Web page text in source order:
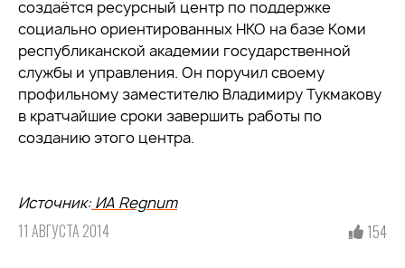
создаётся ресурсный центр по поддержке
социально ориентированных НКО на базе Коми
республиканской академии государственной
службы и управления. Он поручил своему
профильному заместителю Владимиру Тукмакову
в кратчайшие сроки завершить работы по
созданию этого центра.
Источник: ИА Regnum
11 АВГУСТА 2014 154